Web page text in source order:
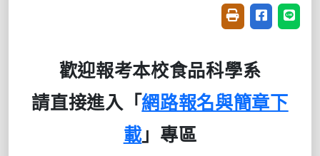
友善列印(開新視
分享至臉書
分享
歡迎報考本校食品科學系
請直接進入「 網路報名與簡章下
載」專區